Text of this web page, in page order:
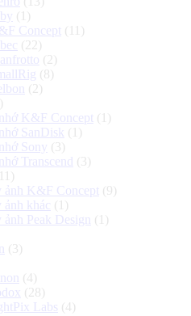
(1)
Concept (11)
(22)
(2)
(8)
(2)
K&F Concept (1)
SanDisk (1)
Sony (3)
Transcend
(3)
ảnh K&F Concept (9)
khác (1)
Peak Design
(1)
(3)
(4)
(28)
Labs (4)